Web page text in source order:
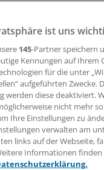
kommunaler
in den
betreffend.
16:30 Uhr
ist uns
145-Partner speichern
Kennungen auf Ihrem
für die unter
aufgeführten Zwecke.
werden diese deaktiviert.
nicht mehr
Ihre Einstellungen zu
verwalten am
links auf der Webseite,
Informationen